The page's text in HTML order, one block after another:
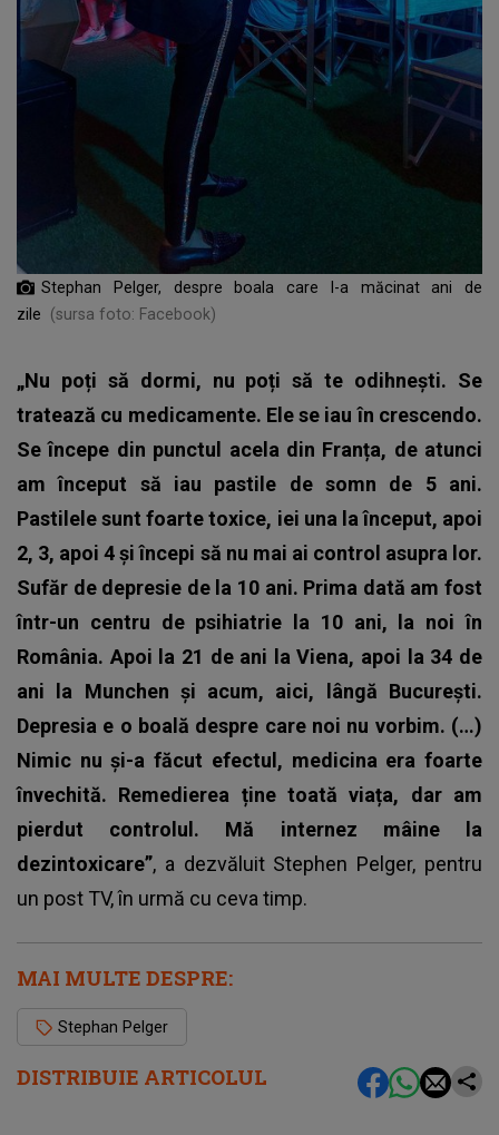
DISTRIBUIE ARTICOLUL
Stephan Pelger, despre boala care l-a măcinat ani de
zile
(sursa foto: Facebook)
„Nu poți să dormi, nu poți să te odihnești. Se
tratează cu medicamente. Ele se iau în crescendo.
Se începe din punctul acela din Franța, de atunci
am început să iau pastile de somn de 5 ani.
Pastilele sunt foarte toxice, iei una la început, apoi
2, 3, apoi 4 și începi să nu mai ai control asupra lor.
Sufăr de depresie de la 10 ani. Prima dată am fost
într-un centru de psihiatrie la 10 ani, la noi în
România. Apoi la 21 de ani la Viena, apoi la 34 de
ani la Munchen și acum, aici, lângă București.
Depresia e o boală despre care noi nu vorbim. (…)
Nimic nu și-a făcut efectul, medicina era foarte
învechită. Remedierea ține toată viața, dar am
pierdut controlul. Mă internez mâine la
dezintoxicare”, a dezvăluit Stephen Pelger, pentru
un post TV, în urmă cu ceva timp.
MAI MULTE DESPRE:
Stephan Pelger